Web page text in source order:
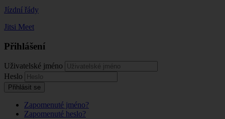
Jízdní řády
Jitsi Meet
Přihlášení
Uživatelské jméno
Heslo
Přihlásit se
Zapomenuté jméno?
Zapomenuté heslo?